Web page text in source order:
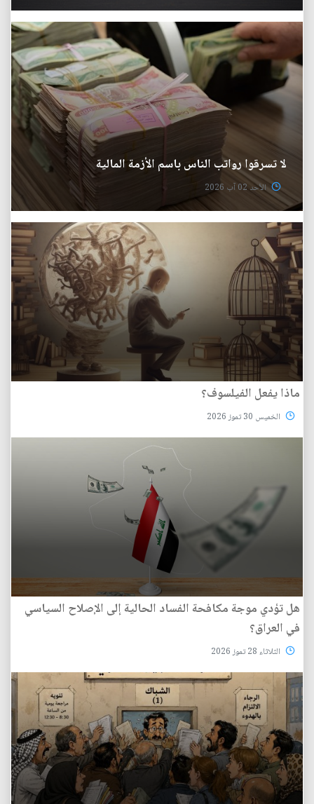
لا تسرقوا رواتب الناس باسم الأزمة المالية
الأحد 02 آب 2026
ماذا يفعل الفيلسوف؟
الخميس 30 تموز 2026
هل تؤدي موجة مكافحة الفساد الحالية إلى الإصلاح السياسي
في العراق؟
الثلاثاء 28 تموز 2026